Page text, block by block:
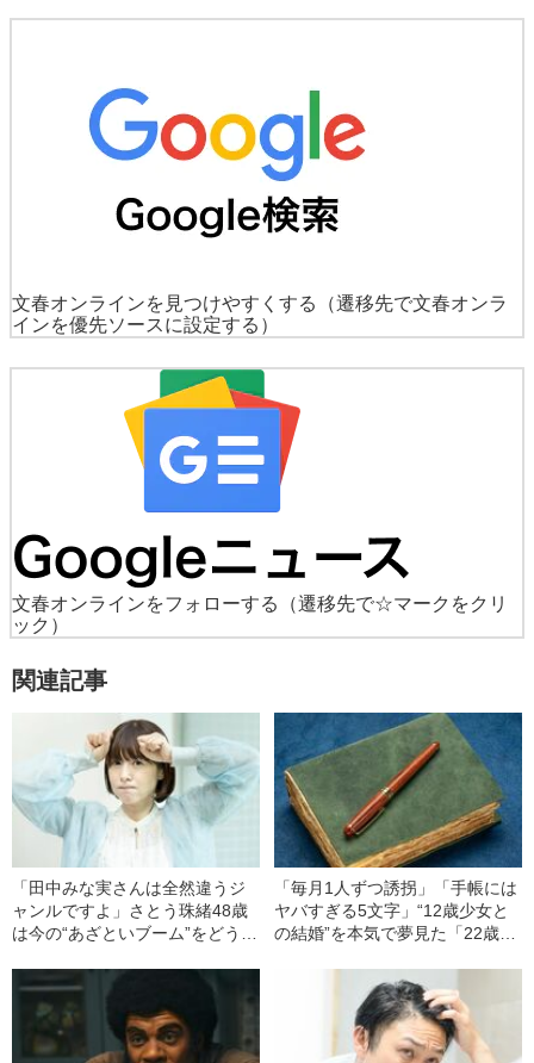
文春オンラインを見つけやすくする
（遷移先で文春オンラ
インを優先ソースに設定する）
文春オンラインをフォローする
（遷移先で☆マークをクリ
ック）
関連記事
「田中みな実さんは全然違うジ
ャンルですよ」さとう珠緒48歳
は今の“あざといブーム”をどう見
「毎月1人ずつ誘拐」「手帳には
ヤバすぎる5文字」“12歳少女と
の結婚”を本気で夢見た「22歳男